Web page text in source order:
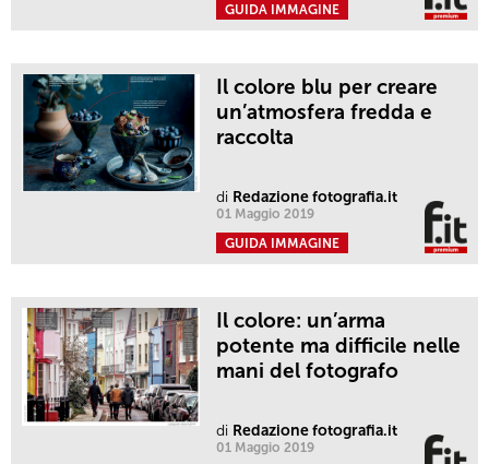
GUIDA IMMAGINE
Il colore blu per creare
un’atmosfera fredda e
raccolta
di Redazione fotografia.it
01 Maggio 2019
GUIDA IMMAGINE
Il colore: un’arma
potente ma difficile nelle
mani del fotografo
di Redazione fotografia.it
01 Maggio 2019